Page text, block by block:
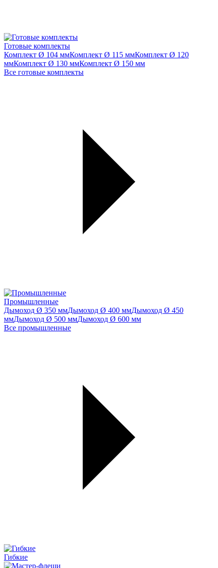
Готовые комплекты
Комплект Ø 104 ммКомплект Ø 115 ммКомплект Ø 120
ммКомплект Ø 130 ммКомплект Ø 150 мм
Все готовые комплекты
Промышленные
Дымоход Ø 350 ммДымоход Ø 400 ммДымоход Ø 450
ммДымоход Ø 500 ммДымоход Ø 600 мм
Все промышленные
Гибкие